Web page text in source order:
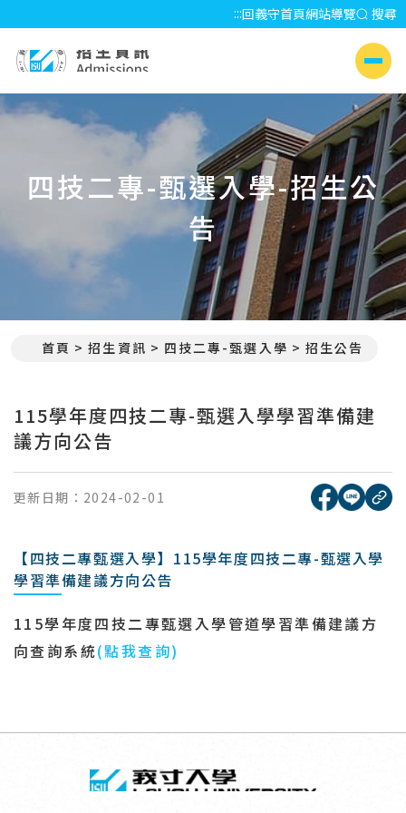
:::回義守首頁網站導覽 搜尋
側選單
四技二專-甄選入學-招生公
告
首頁 招生資訊 四技二專-甄選入學 招生公告
115學年度四技二專-甄選入學學習準備建
議方向公告
更新日期： 2024-02-01 [另開新
[另開
複
【四技二專甄選入學】115學年度四技二專-甄選入學
學習準備建議方向公告
115學年度四技二專甄選入學管道學習準備建議方
向查詢系統(點我查詢)
回頂端